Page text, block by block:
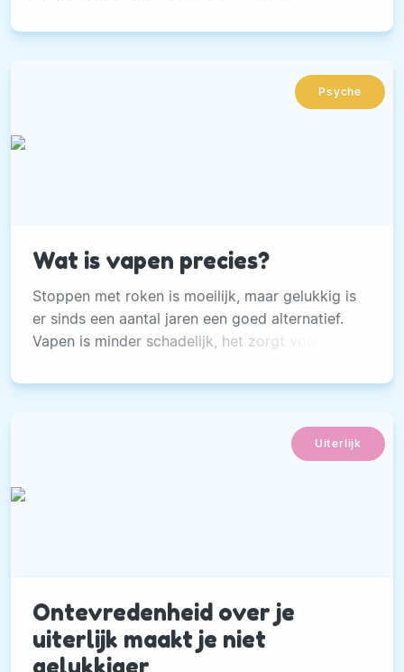
Psyche
Wat is vapen precies?
Stoppen met roken is moeilijk, maar gelukkig is
er sinds een aantal jaren een goed alternatief.
Vapen is minder schadelijk, het zorgt voor
Uiterlijk
Ontevredenheid over je
uiterlijk maakt je niet
gelukkiger